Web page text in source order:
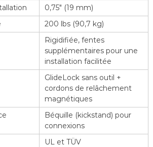
0,75″ (19 mm)
200 lbs (90,7 kg)
Rigidifiée, fentes
supplémentaires pour une
installation facilitée
GlideLock sans outil +
cordons de relâchement
magnétiques
Béquille (kickstand) pour
connexions
UL et TÜV